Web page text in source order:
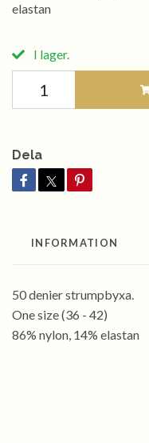
elastan
I lager.
Dela
INFORMATION
50 denier strumpbyxa.
One size (36 - 42)
86% nylon, 14% elastan